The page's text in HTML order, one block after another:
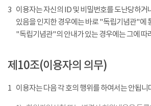
3 이용자는 자신의 ID 및 비밀번호를 도난당하거
있음을 인지한 경우에는 바로 "독립기념관"에
"독립기념관"의 안내가 있는 경우에는 그에 따
제10조(이용자의 의무)
1 이용자는 다음 각 호의 행위를 하여서는 안됩니